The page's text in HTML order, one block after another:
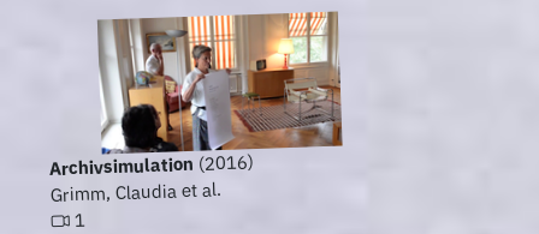
Archivsimulation (2016)
Grimm, Claudia et al.
1